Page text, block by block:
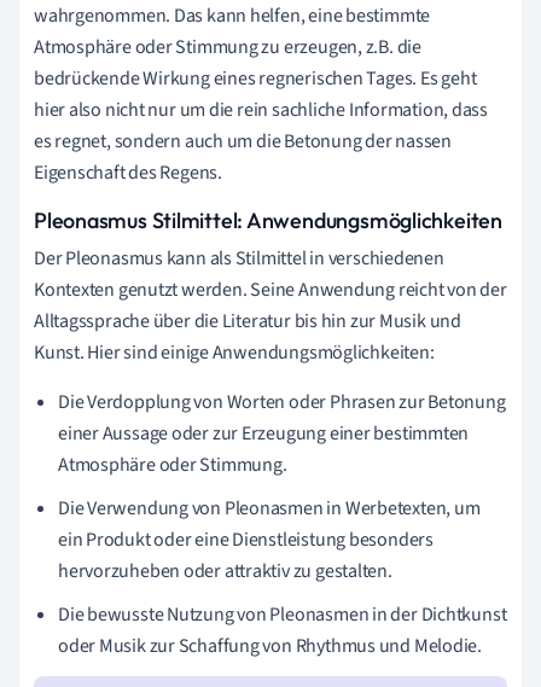
wahrgenommen. Das kann helfen, eine bestimmte
Atmosphäre oder Stimmung zu erzeugen, z.B. die
bedrückende Wirkung eines regnerischen Tages. Es geht
hier also nicht nur um die rein sachliche Information, dass
es regnet, sondern auch um die Betonung der nassen
Eigenschaft des Regens.
Pleonasmus Stilmittel: Anwendungsmöglichkeiten
Der Pleonasmus kann als Stilmittel in verschiedenen
Kontexten genutzt werden. Seine Anwendung reicht von der
Alltagssprache über die Literatur bis hin zur Musik und
Kunst. Hier sind einige Anwendungsmöglichkeiten:
Die Verdopplung von Worten oder Phrasen zur Betonung
einer Aussage oder zur Erzeugung einer bestimmten
Atmosphäre oder Stimmung.
Die Verwendung von Pleonasmen in Werbetexten, um
ein Produkt oder eine Dienstleistung besonders
hervorzuheben oder attraktiv zu gestalten.
Die bewusste Nutzung von Pleonasmen in der Dichtkunst
oder Musik zur Schaffung von Rhythmus und Melodie.